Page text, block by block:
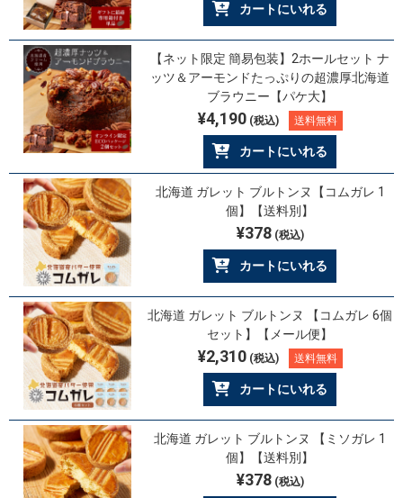
カートにいれる
【ネット限定 簡易包装】2ホールセット ナ
ッツ＆アーモンドたっぷりの超濃厚北海道
ブラウニー【パケ大】
¥4,190(税込) 送料無料
カートにいれる
北海道 ガレット ブルトンヌ【コムガレ 1
個】【送料別】
¥378(税込)
カートにいれる
北海道 ガレット ブルトンヌ 【コムガレ 6個
セット】【メール便】
¥2,310(税込) 送料無料
カートにいれる
北海道 ガレット ブルトンヌ 【ミソガレ 1
個】【送料別】
¥378(税込)